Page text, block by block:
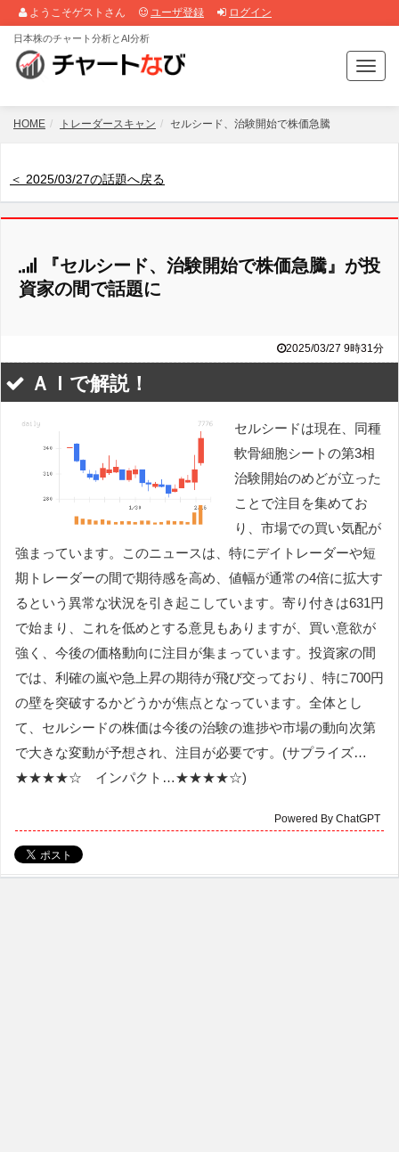
ようこそゲストさん ユーザ登録 ログイン
T
o
g
a
日本株のチャート分析とAI分析
HOME トレーダースキャン セルシード、治験開始で株価急騰
＜ 2025/03/27の話題へ戻る
『セルシード、治験開始で株価急騰』が投
資家の間で話題に
2025/03/27 9時31分
ＡＩで解説！
セルシードは現在、同種
軟骨細胞シートの第3相
治験開始のめどが立った
ことで注目を集めてお
り、市場での買い気配が
強まっています。このニュースは、特にデイトレーダーや短
期トレーダーの間で期待感を高め、値幅が通常の4倍に拡大す
るという異常な状況を引き起こしています。寄り付きは631円
で始まり、これを低めとする意見もありますが、買い意欲が
強く、今後の価格動向に注目が集まっています。投資家の間
では、利確の嵐や急上昇の期待が飛び交っており、特に700円
の壁を突破するかどうかが焦点となっています。全体とし
て、セルシードの株価は今後の治験の進捗や市場の動向次第
で大きな変動が予想され、注目が必要です。(サプライズ…
★★★★☆ インパクト…★★★★☆)
Powered By ChatGPT